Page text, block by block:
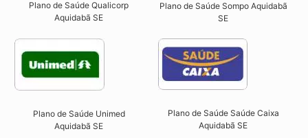
Plano de Saúde Qualicorp
Aquidabã SE​
Plano de Saúde Sompo Aquidabã
SE​
Plano de Saúde Unimed
Aquidabã SE
Plano de Saúde Saúde Caixa
Aquidabã SE​